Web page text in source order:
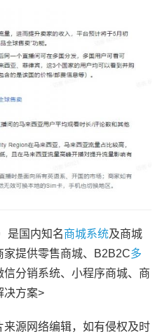
是国内知名商城系统及商城
家提供零售商城、B2B2C多
信分销系统、小程序商城、商
决方案>
源网络编辑，如有侵权及时